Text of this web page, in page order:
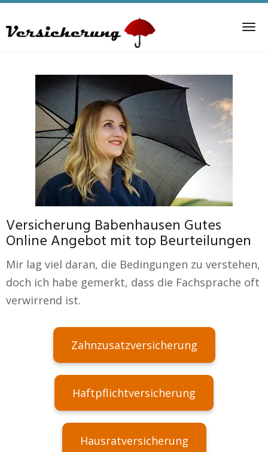
to
Versicherung Babenhausen Gutes
Online Angebot mit top Beurteilungen
Mir lag viel daran, die Bedingungen zu verstehen,
doch ich habe gemerkt, dass die Fachsprache oft
verwirrend ist.
Zahnzusatzversicherung
Haftpflichtversicherung
Hausratversicherung